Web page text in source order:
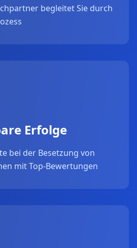
begleitet Sie durch
Erfolge
bei der Besetzung von
mit Top-Bewertungen